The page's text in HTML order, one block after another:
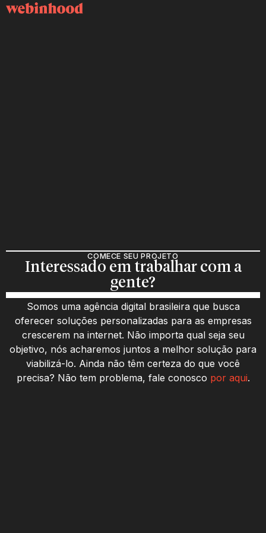
COMECE SEU PROJETO
Interessado em trabalhar com a
gente?
Somos uma agência digital brasileira que busca
oferecer soluções personalizadas para as empresas
crescerem na internet. Não importa qual seja seu
objetivo, nós acharemos juntos a melhor solução para
viabilizá-lo. Ainda não têm certeza do que você
precisa? Não tem problema, fale conosco por aqui.